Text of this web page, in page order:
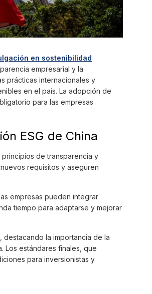
en sostenibilidad
empresarial y la
prácticas internacionales y
en el país. La adopción de
para las empresas
ESG de China
de transparencia y
requisitos y aseguren
empresas pueden integrar
tiempo para adaptarse y mejorar
la importancia de la
Los estándares finales, que
para inversionistas y